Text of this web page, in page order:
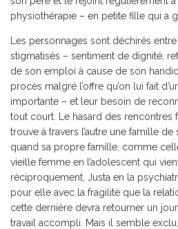
physiothérapie – en petite fille qui a
Les personnages sont déchirés
stigmatisés – sentiment de dignité,
de son emploi à cause de son
procès malgré l’offre qu’on lui fait
importante – et leur besoin de
tout court. Le hasard des rencontres
trouve à travers l’autre une famille
quand sa propre famille, comme
vieille femme en l’adolescent qui
réciproquement, Justa en la
pour elle avec la fragilité que la
cette dernière devra retourner un
travail accompli. Mais il semble